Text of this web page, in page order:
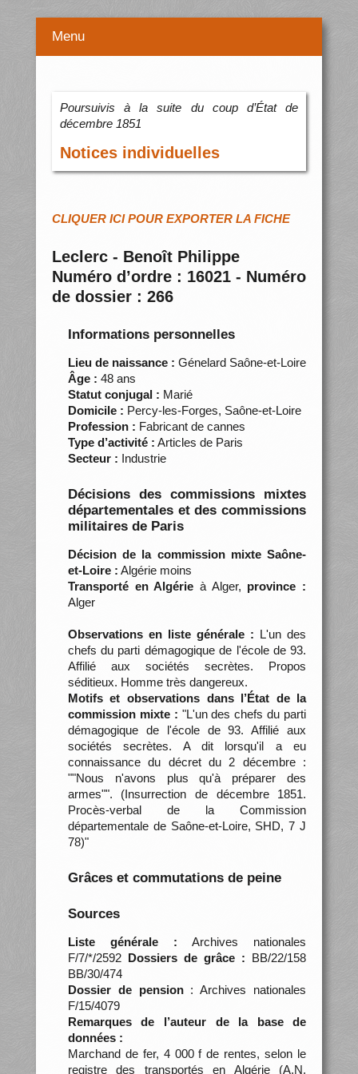
Menu
Poursuivis à la suite du coup d’État de
décembre 1851
Notices individuelles
CLIQUER ICI POUR EXPORTER LA FICHE
Leclerc - Benoît Philippe
Numéro d’ordre : 16021 - Numéro
de dossier : 266
Informations personnelles
Lieu de naissance : Génelard Saône-et-Loire
Âge : 48 ans
Statut conjugal : Marié
Domicile : Percy-les-Forges, Saône-et-Loire
Profession : Fabricant de cannes
Type d’activité : Articles de Paris
Secteur : Industrie
Décisions des commissions mixtes
départementales et des commissions
militaires de Paris
Décision de la commission mixte Saône-
et-Loire : Algérie moins
Transporté en Algérie à Alger, province :
Alger
Observations en liste générale : L'un des
chefs du parti démagogique de l'école de 93.
Affilié aux sociétés secrètes. Propos
séditieux. Homme très dangereux.
Motifs et observations dans l’État de la
commission mixte : "L'un des chefs du parti
démagogique de l'école de 93. Affilié aux
sociétés secrètes. A dit lorsqu'il a eu
connaissance du décret du 2 décembre :
""Nous n'avons plus qu'à préparer des
armes"". (Insurrection de décembre 1851.
Procès-verbal de la Commission
départementale de Saône-et-Loire, SHD, 7 J
78)"
Grâces et commutations de peine
Sources
Liste générale : Archives nationales
F/7/*/2592 Dossiers de grâce : BB/22/158
BB/30/474
Dossier de pension: Archives nationales
F/15/4079
Remarques de l’auteur de la base de
données :
Marchand de fer, 4 000 f de rentes, selon le
registre des transportés en Algérie (A.N.